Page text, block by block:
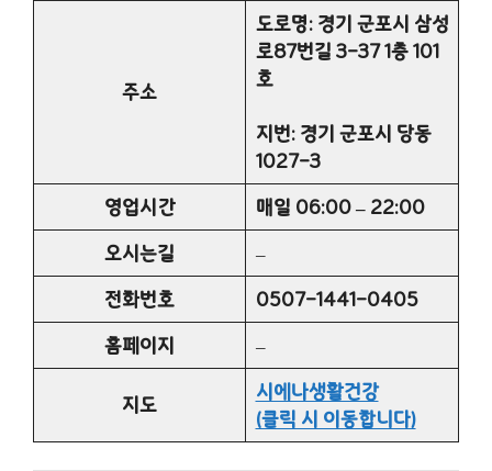
주소
도로명: 경기 군포시 삼성
로87번길 3-37 1층 101
호
지번: 경기 군포시 당동
1027-3
영업시간
매일 06:00 – 22:00
오시는길
–
전화번호
0507-1441-0405
홈페이지
–
지도
시에나생활건강
(클릭 시 이동합니다)